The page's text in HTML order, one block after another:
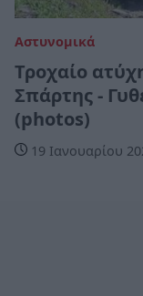
Αστυνομικά
Τροχαίο
Σπάρτης -
(photos)
19 Ιανουαρίου